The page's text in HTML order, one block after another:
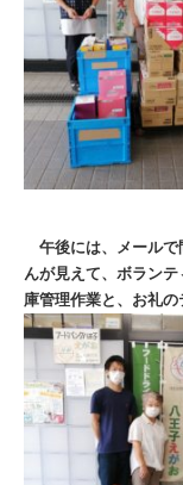
午後には、メールで
んが見えて、ボラン
庫管理作業と、お礼の